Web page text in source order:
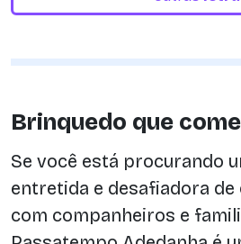
Brinquedo que
Se você está procurando
entretida e desafiadora
com companheiros e